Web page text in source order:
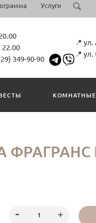
Услуги
22.00
349-90-90
📍
📍
КОМНАТНЫЕ